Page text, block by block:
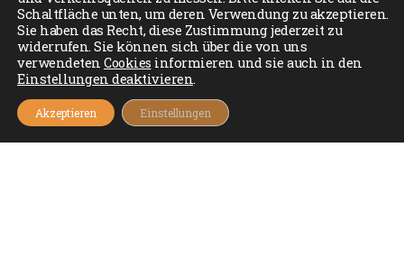
Schaltfläche unten, um deren Verwendung zu akzeptieren.
Sie haben das Recht, diese Zustimmung jederzeit zu
widerrufen. Sie können sich über die von uns
verwendeten Cookies informieren und sie auch in den
Einstellungen deaktivieren.
Akzeptieren Einstellungen